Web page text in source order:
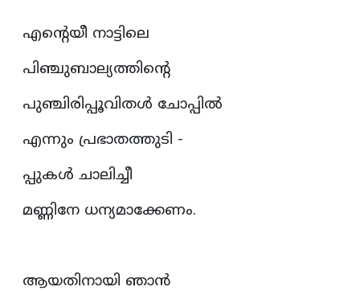
എന്റെയീ നാട്ടിലെ
പിഞ്ചുബാല്യത്തിന്റെ
പുഞ്ചിരിപ്പൂവിതൾ ചോപ്പിൽ
എന്നും പ്രഭാതത്തുടി -
പ്പുകൾ ചാലിച്ചീ
മണ്ണിനേ ധന്യമാക്കേണം.
ആയതിനായി ഞാൻ